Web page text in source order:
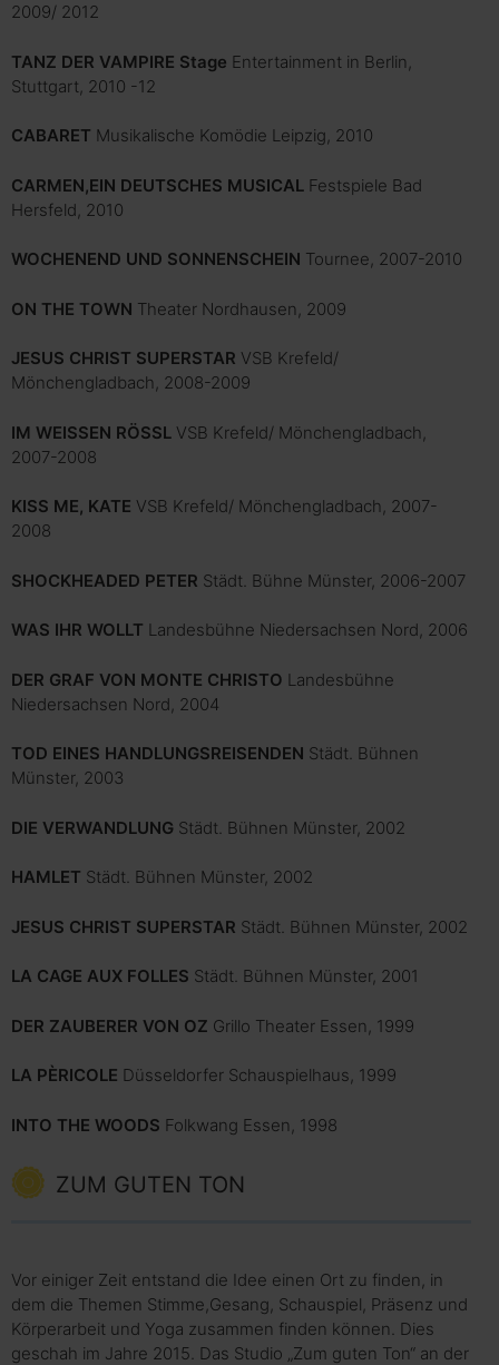
2009/ 2012
TANZ DER VAMPIRE Stage Entertainment in Berlin,
Stuttgart, 2010 -12
CABARET Musikalische Komödie Leipzig, 2010
CARMEN,EIN DEUTSCHES MUSICAL Festspiele Bad
Hersfeld, 2010
WOCHENEND UND SONNENSCHEIN Tournee, 2007-2010
ON THE TOWN Theater Nordhausen, 2009
JESUS CHRIST SUPERSTAR VSB Krefeld/
Mönchengladbach, 2008-2009
IM WEISSEN RÖSSL VSB Krefeld/ Mönchengladbach,
2007-2008
KISS ME, KATE VSB Krefeld/ Mönchengladbach, 2007-
2008
SHOCKHEADED PETER Städt. Bühne Münster, 2006-2007
WAS IHR WOLLT Landesbühne Niedersachsen Nord, 2006
DER GRAF VON MONTE CHRISTO Landesbühne
Niedersachsen Nord, 2004
TOD EINES HANDLUNGSREISENDEN Städt. Bühnen
Münster, 2003
DIE VERWANDLUNG Städt. Bühnen Münster, 2002
HAMLET Städt. Bühnen Münster, 2002
JESUS CHRIST SUPERSTAR Städt. Bühnen Münster, 2002
LA CAGE AUX FOLLES Städt. Bühnen Münster, 2001
DER ZAUBERER VON OZ Grillo Theater Essen, 1999
LA PÈRICOLE Düsseldorfer Schauspielhaus, 1999
INTO THE WOODS Folkwang Essen, 1998
ZUM GUTEN TON
Vor einiger Zeit entstand die Idee einen Ort zu finden, in
dem die Themen Stimme,Gesang, Schauspiel, Präsenz und
Körperarbeit und Yoga zusammen finden können. Dies
geschah im Jahre 2015. Das Studio „Zum guten Ton“ an der